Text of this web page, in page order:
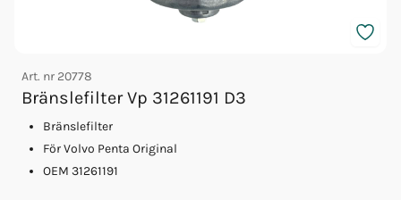
Art. nr 20778
Bränslefilter Vp 31261191 D3
Bränslefilter
För Volvo Penta Original
OEM 31261191